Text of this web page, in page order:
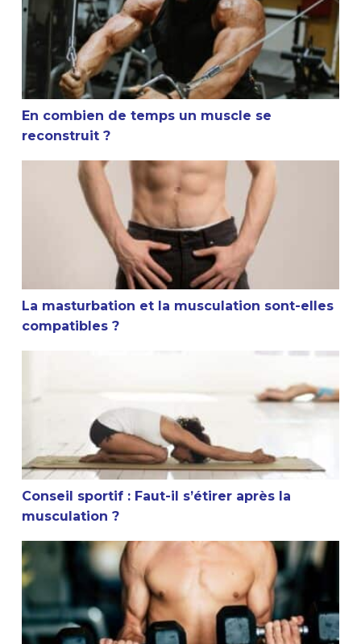
En combien de temps un muscle se
reconstruit ?
La masturbation et la musculation sont-elles
La masturbation et la musculation sont-elles
compatibles ?
Conseil sportif : Faut-il s’étirer après la musculation ?
Conseil sportif : Faut-il s’étirer après la
musculation ?
Est-ce que la musculation arrête la croissance ?